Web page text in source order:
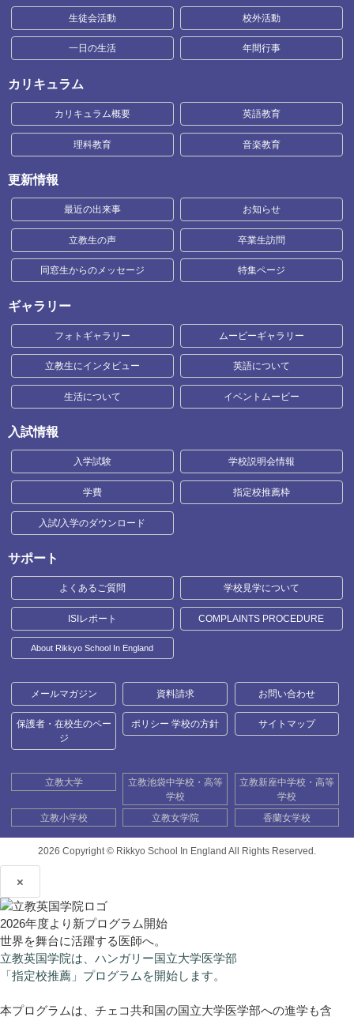
生徒会活動 校外活動
一日の生活 年間行事
カリキュラム
カリキュラム概要 英語教育
理科教育 音楽教育
更新情報
最近の出来事 お知らせ
立教生の声 卒業生訪問
同窓生からのメッセージ 特集ページ
ギャラリー
フォトギャラリー ムービーギャラリー
立教生にインタビュー 英語について
生活について イベントムービー
入試情報
入学試験 学校説明会情報
学費 指定校推薦枠
入試/入学のダウンロード
サポート
よくあるご質問 学校見学について
ISIレポート COMPLAINTS PROCEDURE
About Rikkyo School In England
メールマガジン 資料請求 お問い合わせ
保護者・在校生のペー
ジ
ポリシー 学校の方針 サイトマップ
立教大学
立教池袋中学校・高等
学校
立教新座中学校・高等
学校
立教小学校
立教女学院 香蘭女学校
2026 Copyright © Rikkyo School In England All Rights Reserved.
×
2026年度より新プログラム開始
世界を舞台に活躍する医師へ。
立教英国学院は、ハンガリー国立大学医学部
「指定校推薦」プログラムを開始します。
本プログラムは、チェコ共和国の国立大学医学部への進学も含